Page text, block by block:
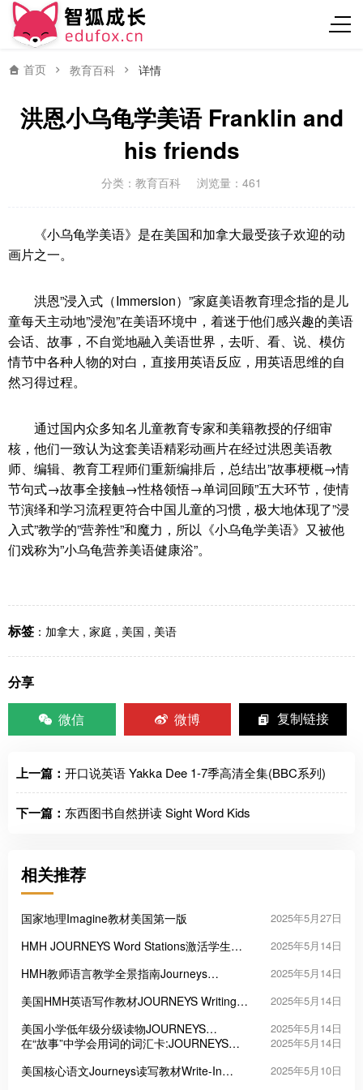
首页 教育百科 详情
洪恩小乌龟学美语 Franklin and
his friends
分类： 教育百科 浏览量：461
《小乌龟学美语》是在美国和加拿大最受孩子欢迎的动
画片之一。
洪恩”浸入式（Immersion）”家庭美语教育理念指的是儿
童每天主动地”浸泡”在美语环境中，着迷于他们感兴趣的美语
会话、故事，不自觉地融入美语世界，去听、看、说、模仿
情节中各种人物的对白，直接用英语反应，用英语思维的自
然习得过程。
通过国内众多知名儿童教育专家和美籍教授的仔细审
核，他们一致认为这套美语精彩动画片在经过洪恩美语教
师、编辑、教育工程师们重新编排后，总结出”故事梗概→情
节句式→故事全接触→性格领悟→单词回顾”五大环节，使情
节演绎和学习流程更符合中国儿童的习惯，极大地体现了”浸
入式”教学的”营养性”和魔力，所以《小乌龟学美语》又被他
们戏称为”小乌龟营养美语健康浴”。
标签 ： 加拿大 , 家庭 , 美国 , 美语
分享
微信
微博 复制链接
上一篇： 开口说英语 Yakka Dee 1-7季高清全集(BBC系列)
下一篇： 东西图书自然拼读 Sight Word Kids
相关推荐
国家地理Imagine教材美国第一版 2025年5月27日
HMH JOURNEYS Word Stations激活学生的
2025年5月14日
HMH教师语言教学全景指南Journeys
Guide
2025年5月14日
美国HMH英语写作教材JOURNEYS Writing
2025年5月14日
美国小学低年级分级读物JOURNEYS
Decodable Readers
2025年5月14日
在“故事”中学会用词的词汇卡:JOURNEYS
2025年5月14日
美国核心语文Journeys读写教材Write-In
2025年5月10日